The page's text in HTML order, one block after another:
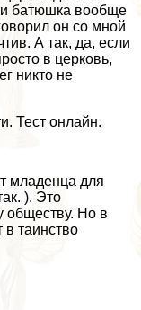
и батюшка вообще
он со мной
А так, да, если
в церковь,
никто не
Тест онлайн.
младенца для
). Это
обществу. Но в
таинство